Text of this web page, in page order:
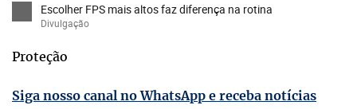
Escolher FPS mais altos faz diferença na rotina
Divulgação
Proteção
Siga nosso canal no WhatsApp e receba notícias